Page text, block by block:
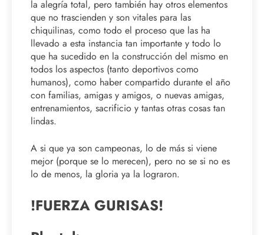
la alegría total, pero también hay otros elementos
que no trascienden y son vitales para las
chiquilinas, como todo el proceso que las ha
llevado a esta instancia tan importante y todo lo
que ha sucedido en la construcción del mismo en
todos los aspectos (tanto deportivos como
humanos), como haber compartido durante el año
con familias, amigas y amigos, o nuevas amigas,
entrenamientos, sacrificio y tantas otras cosas tan
lindas.
A si que ya son campeonas, lo de más si viene
mejor (porque se lo merecen), pero no se si no es
lo de menos, la gloria ya la lograron.
!FUERZA GURISAS!